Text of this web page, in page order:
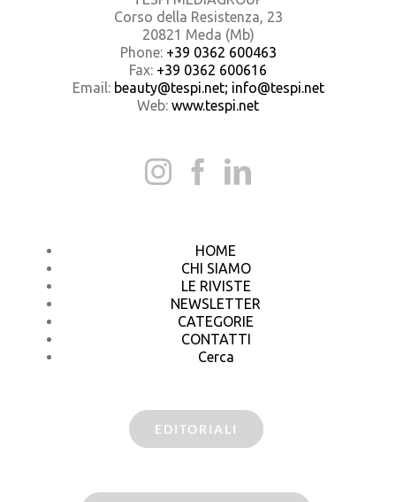
Corso della Resistenza, 23
20821 Meda (Mb)
Phone: +39 0362 600463
Fax: +39 0362 600616
Email: beauty@tespi.net; info@tespi.net
Web: www.tespi.net
HOME
CHI SIAMO
LE RIVISTE
NEWSLETTER
CATEGORIE
CONTATTI
Cerca
EDITORIALI